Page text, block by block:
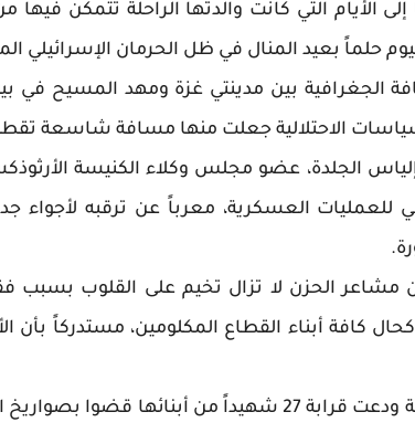
إلى الأيام التي كانت والدتها الراحلة تتمكن
حلماً بعيد المنال في ظل الحرمان الإسرائيلي
الاحتلالية جعلت منها مسافة شاسعة
الجلدة، عضو مجلس وكلاء الكنيسة
العسكرية، معرباً عن ترقبه لأجواء
مشاعر الحزن لا تزال تخيم على القلوب بسبب
كافة أبناء القطاع المكلومين، مستدركاً بأن
وبين أن الكنيسة ودعت قرابة 27 شهيداً من